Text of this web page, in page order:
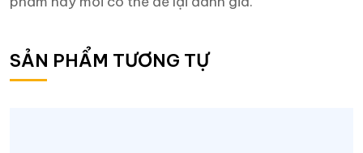
SẢN PHẨM TƯƠNG TỰ